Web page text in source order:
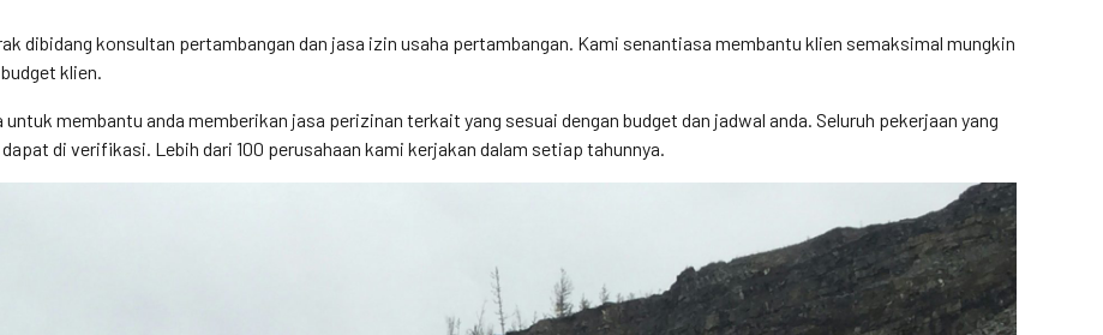
dibidang konsultan pertambangan dan jasa izin usaha pertambangan. Kami senantiasa membantu klien semaksimal mungkin
klien.
membantu anda memberikan jasa perizinan terkait yang sesuai dengan budget dan jadwal anda. Seluruh pekerjaan yang
di verifikasi. Lebih dari 100 perusahaan kami kerjakan dalam setiap tahunnya.